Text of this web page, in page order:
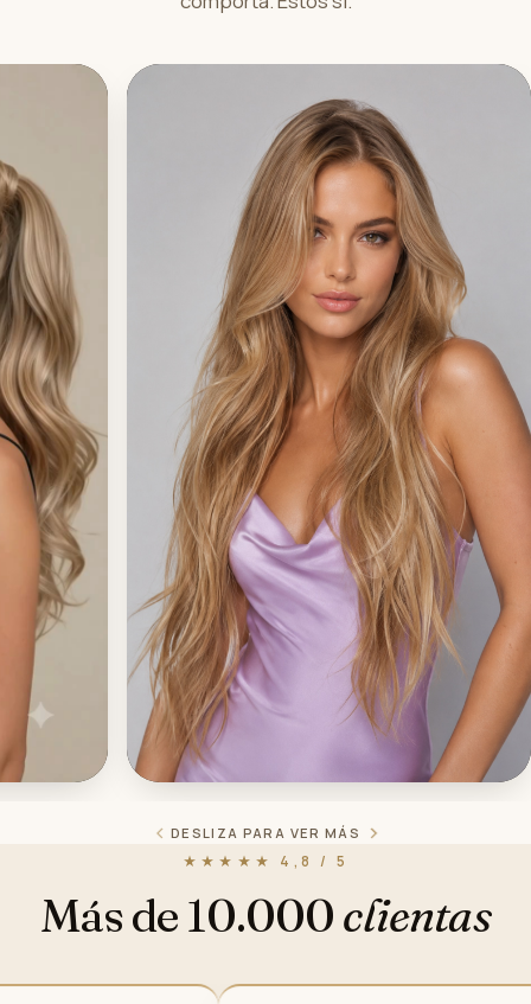
Melena XL
DESLIZA PARA VER MÁS
★★★★★ 4,8 / 5
Más de 10.000clientas